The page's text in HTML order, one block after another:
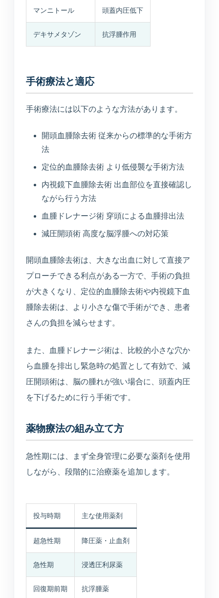
マンニトール 頭蓋内圧低下
デキサメタゾン 抗浮腫作用
手術療法と適応
手術療法には以下のような方法があります。
開頭血腫除去術 従来からの標準的な手術方
法
定位的血腫除去術 より低侵襲な手術方法
内視鏡下血腫除去術 出血部位を直接確認し
ながら行う方法
血腫ドレナージ術 穿頭による血腫排出法
減圧開頭術 高度な脳浮腫への対応策
開頭血腫除去術は、大きな出血に対して直接ア
プローチできる利点がある一方で、手術の負担
が大きくなり、定位的血腫除去術や内視鏡下血
腫除去術は、より小さな傷で手術ができ、患者
さんの負担を減らせます。
また、血腫ドレナージ術は、比較的小さな穴か
ら血腫を排出し緊急時の処置として有効で、減
圧開頭術は、脳の腫れが強い場合に、頭蓋内圧
を下げるために行う手術です。
薬物療法の組み立て方
急性期には、まず全身管理に必要な薬剤を使用
しながら、段階的に治療薬を追加します。
投与時期 主な使用薬剤
超急性期 降圧薬・止血剤
急性期 浸透圧利尿薬
回復期前期 抗浮腫薬